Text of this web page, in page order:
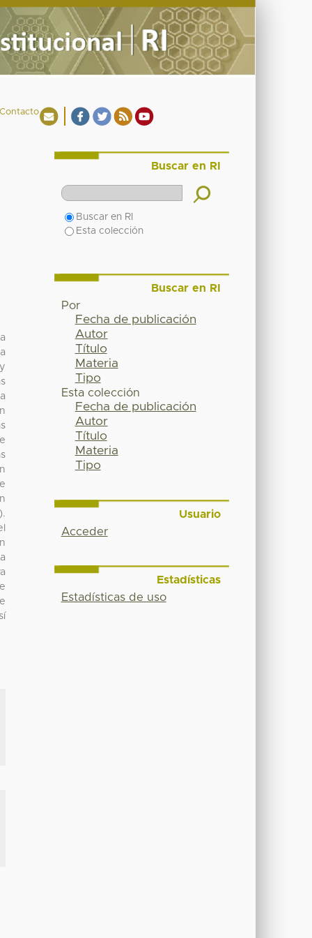
Contacto
Buscar en RI
Buscar en RI
Esta colección
Buscar en RI
Por
Fecha de publicación
Autor
Título
Materia
Tipo
Esta colección
Fecha de publicación
Autor
Título
Materia
Tipo
Usuario
Acceder
Estadísticas
Estadísticas de uso